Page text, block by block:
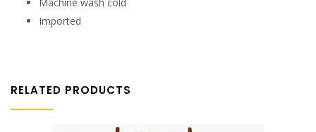
Machine wash cold
Imported
RELATED PRODUCTS